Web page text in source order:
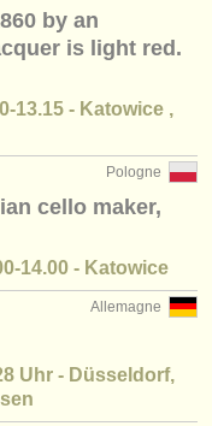
by an
is light red.
13.15 - Katowice ,
Pologne
cello maker,
14.00 - Katowice
Allemagne
Uhr - Düsseldorf,